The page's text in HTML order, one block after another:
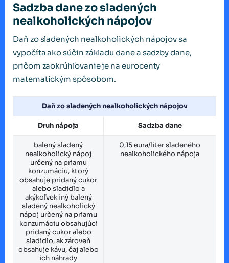
Sadzba dane zo sladených
nealkoholických nápojov
Daň zo sladených nealkoholických nápojov sa
vypočíta ako súčin základu dane a sadzby dane,
pričom zaokrúhľovanie je na eurocenty
matematickým spôsobom.
Daň zo sladených nealkoholických nápojov
Druh nápoja Sadzba dane
balený sladený
nealkoholický nápoj
určený na priamu
konzumáciu, ktorý
obsahuje pridaný cukor
alebo sladidlo a
akýkoľvek iný balený
sladený nealkoholický
nápoj určený na priamu
konzumáciu obsahujúci
pridaný cukor alebo
sladidlo, ak zároveň
obsahuje kávu, čaj alebo
ich náhrady
0,15 eura/liter sladeného
nealkoholického nápoja